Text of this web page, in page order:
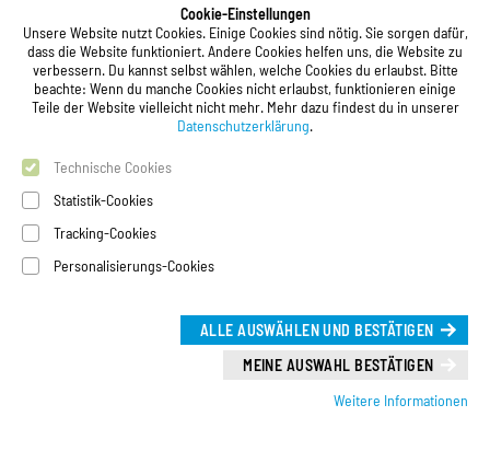
Cookie-Einstellungen
Unsere Website nutzt Cookies. Einige Cookies sind nötig. Sie sorgen dafür,
dass die Website funktioniert. Andere Cookies helfen uns, die Website zu
verbessern. Du kannst selbst wählen, welche Cookies du erlaubst. Bitte
beachte: Wenn du manche Cookies nicht erlaubst, funktionieren einige
Teile der Website vielleicht nicht mehr. Mehr dazu findest du in unserer
Datenschutzerklärung.
Technische Cookies
Statistik-Cookies
Tracking-Cookies
Personalisierungs-Cookies
ALLE AUSWÄHLEN UND BESTÄTIGEN
MEINE AUSWAHL BESTÄTIGEN
Weitere Informationen
Studierendenwerk Vorderpfalz
Studierendenwerk Vorderpfalz
Anstalt des öffentlichen Rechts
Xylanderstraße 17
76829 Landau in der Pfalz
Telefon:+49 6341 9179 0
Telefax: +49 6341 9179 16
E-Mail:
info@stw-vp.de
Folgt uns auf